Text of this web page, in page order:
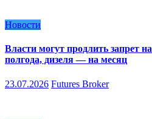
Новости
Власти могут продлить запрет
полгода, дизеля — на месяц
23.07.2026 Futures Broker